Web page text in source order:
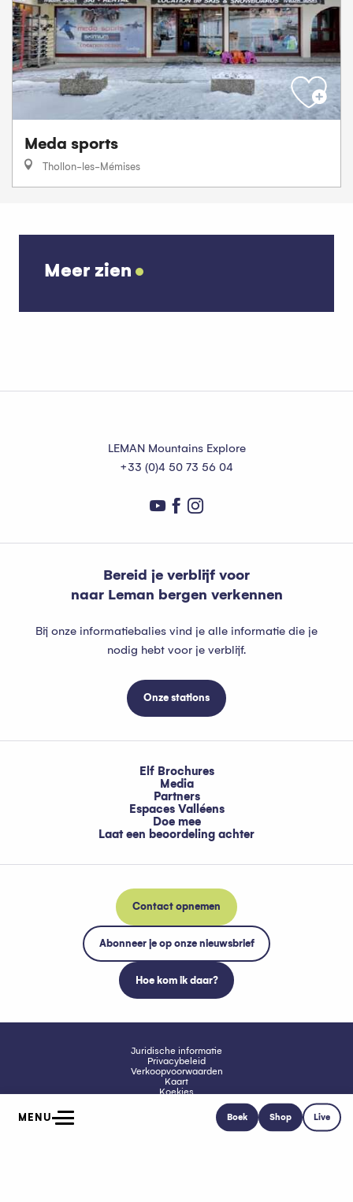
MENU Boek Shop Live
Meda sports
Thollon-les-Mémises
Meer zien
LEMAN Mountains Explore
+33 (0)4 50 73 56 04
Bereid je verblijf voor
naar Leman bergen verkennen
Bij onze informatiebalies vind je alle informatie die je
nodig hebt voor je verblijf.
Onze stations
Elf Brochures
Media
Partners
Espaces Valléens
Doe mee
Laat een beoordeling achter
Contact opnemen
Abonneer je op onze nieuwsbrief
Hoe kom ik daar?
Juridische informatie
Privacybeleid
Verkoopvoorwaarden
Kaart
Koekjes
Toegankelijkheid: niet conform